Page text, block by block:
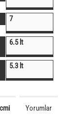
7
6.5 lt
5.3 lt
Yorumlar